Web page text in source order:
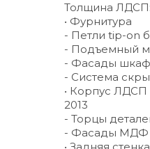
Толщина ЛДСП:
• Фурнитура
- Петли tip-on
- Подъемный
- Фасады
- Система
• Корпус ЛДСП
2013
- Торцы
- Фасады МДФ